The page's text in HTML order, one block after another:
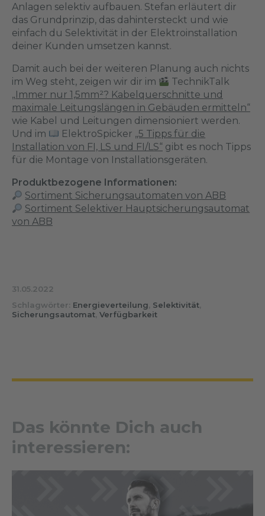
Anlagen selektiv aufbauen. Stefan erläutert dir
das Grundprinzip, das dahintersteckt und wie
einfach du Selektivität in der Elektroinstallation
deiner Kunden umsetzen kannst.
Damit auch bei der weiteren Planung auch nichts
im Weg steht, zeigen wir dir im
TechnikTalk
„Immer nur 1,5mm²? Kabelquerschnitte und
maximale Leitungslängen in Gebäuden ermitteln“
wie Kabel und Leitungen dimensioniert werden.
Und im
ElektroSpicker „5 Tipps für die
Installation von FI, LS und FI/LS“ gibt es noch Tipps
für die Montage von Installationsgeräten.
Produktbezogene Informationen:
Sortiment Sicherungsautomaten von ABB
Sortiment Selektiver Hauptsicherungsautomat
von ABB
31.05.2022
Schlagwörter: Energieverteilung, Selektivität,
Sicherungsautomat, Verfügbarkeit
Das könnte Dich auch
interessieren: